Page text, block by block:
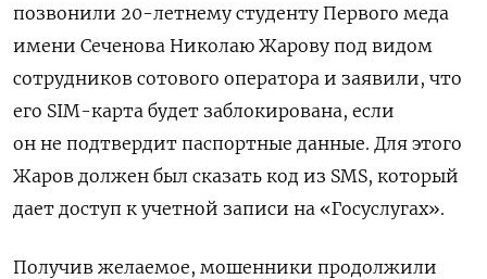
позвонили 20-летнему студенту Первого меда
имени Сеченова Николаю Жарову под видом
сотрудников сотового оператора и заявили, что
его SIM-карта будет заблокирована, если
он не подтвердит паспортные данные. Для этого
Жаров должен был сказать код из SMS, который
дает доступ к учетной записи на «Госуслугах».
Получив желаемое, мошенники продолжили